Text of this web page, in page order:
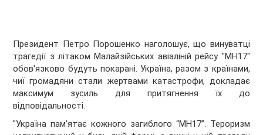
Президент Петро Порошенко наголошує, що винуватці
трагедії з літаком Малайзійських авіаліній рейсу "МН17"
обов'язково будуть покарані. Україна, разом з країнами,
чиї громадяни стали жертвами катастрофи, докладає
максимум зусиль для притягнення їх до
відповідальності.
"Україна пам’ятає кожного загиблого “МН17”. Тероризм